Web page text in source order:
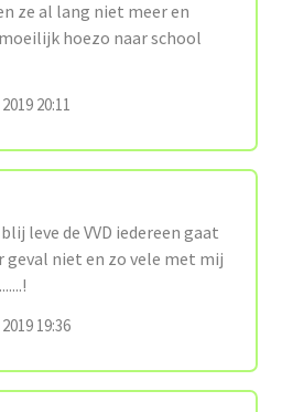
ze al lang niet meer en
hoezo naar school
20:11
leve de VVD iedereen gaat
geval niet en zo vele met mij
19:36